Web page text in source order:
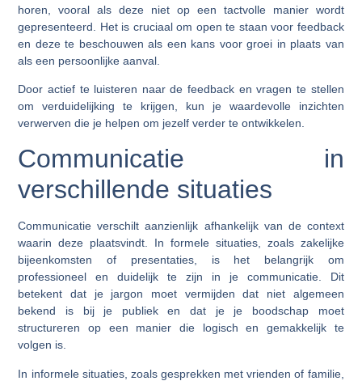
horen, vooral als deze niet op een tactvolle manier wordt
gepresenteerd. Het is cruciaal om open te staan voor feedback
en deze te beschouwen als een kans voor groei in plaats van
als een persoonlijke aanval.
Door actief te luisteren naar de feedback en vragen te stellen
om verduidelijking te krijgen, kun je waardevolle inzichten
verwerven die je helpen om jezelf verder te ontwikkelen.
Communicatie in
verschillende situaties
Communicatie verschilt aanzienlijk afhankelijk van de context
waarin deze plaatsvindt. In formele situaties, zoals zakelijke
bijeenkomsten of presentaties, is het belangrijk om
professioneel en duidelijk te zijn in je communicatie. Dit
betekent dat je jargon moet vermijden dat niet algemeen
bekend is bij je publiek en dat je je boodschap moet
structureren op een manier die logisch en gemakkelijk te
volgen is.
In informele situaties, zoals gesprekken met vrienden of familie,